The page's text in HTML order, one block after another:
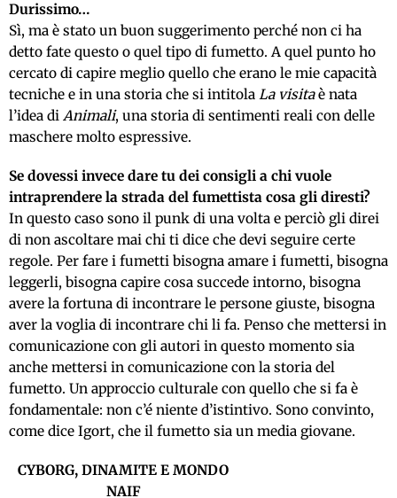
Durissimo…
Sì, ma è stato un buon suggerimento perché non ci ha
detto fate questo o quel tipo di fumetto. A quel punto ho
cercato di capire meglio quello che erano le mie capacità
tecniche e in una storia che si intitola La visitaè nata
l’idea di Animali, una storia di sentimenti reali con delle
maschere molto espressive.
Se dovessi invece dare tu dei consigli a chi vuole
intraprendere la strada del fumettista cosa gli diresti?
In questo caso sono il punk di una volta e perciò gli direi
di non ascoltare mai chi ti dice che devi seguire certe
regole. Per fare i fumetti bisogna amare i fumetti, bisogna
leggerli, bisogna capire cosa succede intorno, bisogna
avere la fortuna di incontrare le persone giuste, bisogna
aver la voglia di incontrare chi li fa. Penso che mettersi in
comunicazione con gli autori in questo momento sia
anche mettersi in comunicazione con la storia del
fumetto. Un approccio culturale con quello che si fa è
fondamentale: non c’é niente d’istintivo. Sono convinto,
come dice Igort, che il fumetto sia un media giovane.
CYBORG, DINAMITE E MONDO
NAIF